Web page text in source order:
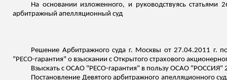
На основании изложенного, и руководствуясь
арбитражный апелляционный суд
Решение Арбитражного суда г. Москвы от 27.04.2011 г.
"РЕСО-гарантия" о взыскании с Открытого страхового
Взыскать с ОСАО "РЕСО-гарантия" в пользу ОСАО "РОССИЯ"
Постановление Девятого арбитражного апелляционного